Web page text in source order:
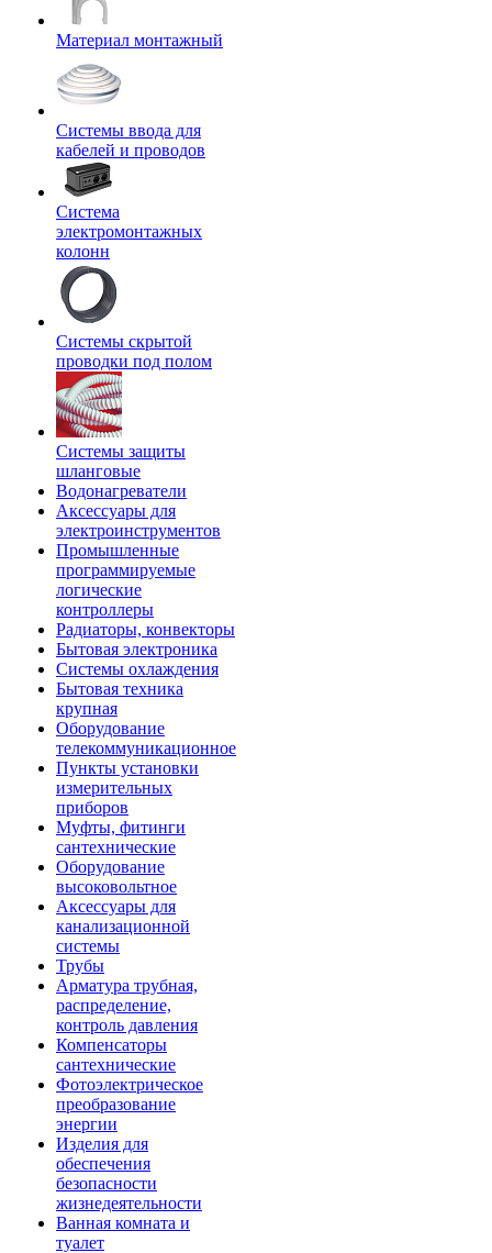
Материал монтажный
Системы ввода для
кабелей и проводов
Система
электромонтажных
колонн
Системы скрытой
проводки под полом
Системы защиты
шланговые
Водонагреватели
Аксессуары для
электроинструментов
Промышленные
программируемые
логические
контроллеры
Радиаторы, конвекторы
Бытовая электроника
Системы охлаждения
Бытовая техника
крупная
Оборудование
телекоммуникационное
Пункты установки
измерительных
приборов
Муфты, фитинги
сантехнические
Оборудование
высоковольтное
Аксессуары для
канализационной
системы
Трубы
Арматура трубная,
распределение,
контроль давления
Компенсаторы
сантехнические
Фотоэлектрическое
преобразование
энергии
Изделия для
обеспечения
безопасности
жизнедеятельности
Ванная комната и
туалет